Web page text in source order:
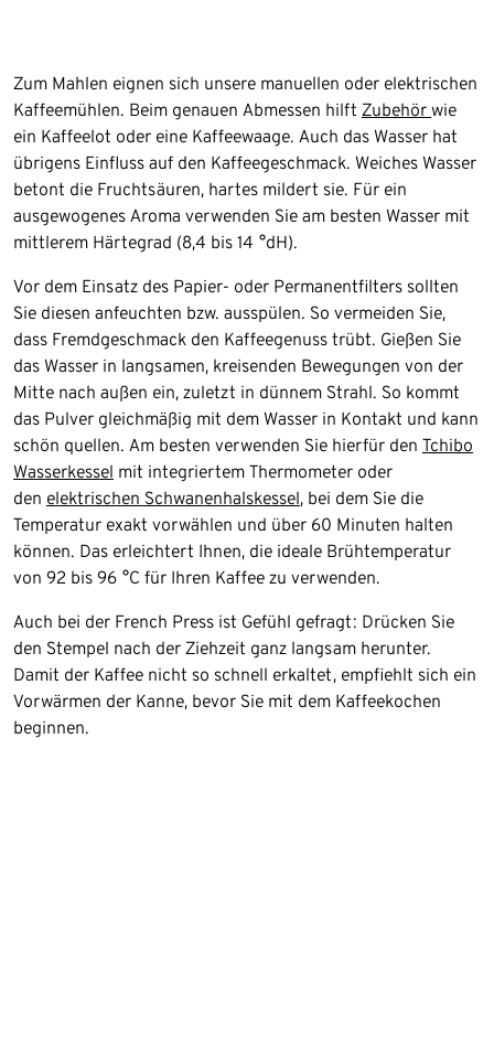
Zum Mahlen eignen sich unsere manuellen oder elektrischen
Kaffeemühlen. Beim genauen Abmessen hilft Zubehör wie
ein Kaffeelot oder eine Kaffeewaage. Auch das Wasser hat
übrigens Einfluss auf den Kaffeegeschmack. Weiches Wasser
betont die Fruchtsäuren, hartes mildert sie. Für ein
ausgewogenes Aroma verwenden Sie am besten Wasser mit
mittlerem Härtegrad (8,4 bis 14 °dH).
Vor dem Einsatz des Papier- oder Permanentfilters sollten
Sie diesen anfeuchten bzw. ausspülen. So vermeiden Sie,
dass Fremdgeschmack den Kaffeegenuss trübt. Gießen Sie
das Wasser in langsamen, kreisenden Bewegungen von der
Mitte nach außen ein, zuletzt in dünnem Strahl. So kommt
das Pulver gleichmäßig mit dem Wasser in Kontakt und kann
schön quellen. Am besten verwenden Sie hierfür den Tchibo
Wasserkessel mit integriertem Thermometer oder
den elektrischen Schwanenhalskessel, bei dem Sie die
Temperatur exakt vorwählen und über 60 Minuten halten
können. Das erleichtert Ihnen, die ideale Brühtemperatur
von 92 bis 96 °C für Ihren Kaffee zu verwenden.
Auch bei der French Press ist Gefühl gefragt: Drücken Sie
den Stempel nach der Ziehzeit ganz langsam herunter.
Damit der Kaffee nicht so schnell erkaltet, empfiehlt sich ein
Vorwärmen der Kanne, bevor Sie mit dem Kaffeekochen
beginnen.